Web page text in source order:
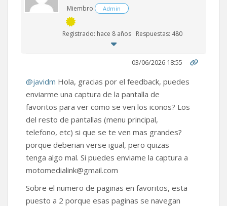
Miembro Admin
Registrado: hace 8 años Respuestas: 480
03/06/2026 18:55
@javidm Hola, gracias por el feedback, puedes
enviarme una captura de la pantalla de
favoritos para ver como se ven los iconos? Los
del resto de pantallas (menu principal,
telefono, etc) si que se te ven mas grandes?
porque deberian verse igual, pero quizas
tenga algo mal. Si puedes enviame la captura a
motomedialink@gmail.com
Sobre el numero de paginas en favoritos, esta
puesto a 2 porque esas paginas se navegan